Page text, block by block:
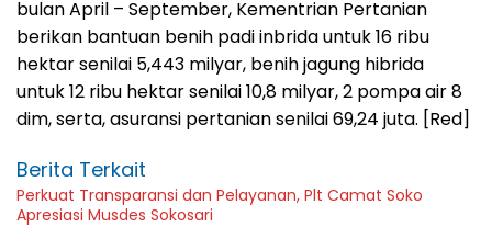
bulan April – September, Kementrian Pertanian
berikan bantuan benih padi inbrida untuk 16 ribu
hektar senilai 5,443 milyar, benih jagung hibrida
untuk 12 ribu hektar senilai 10,8 milyar, 2 pompa air 8
dim, serta, asuransi pertanian senilai 69,24 juta. [Red]
Berita Terkait
Perkuat Transparansi dan Pelayanan, Plt Camat Soko
Apresiasi Musdes Sokosari